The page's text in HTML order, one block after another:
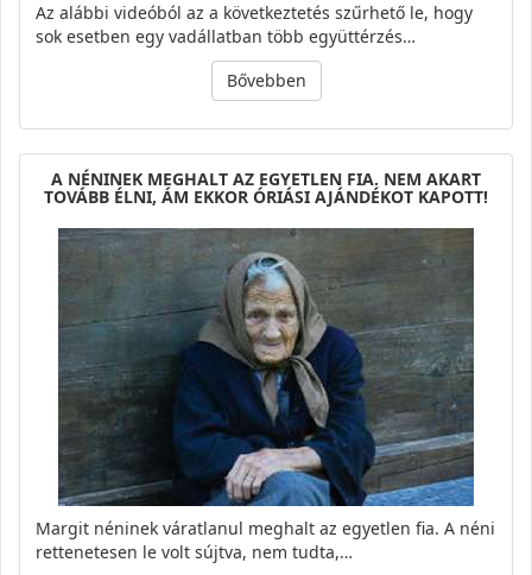
Az alábbi videóból az a következtetés szűrhető le, hogy
sok esetben egy vadállatban több együttérzés…
Bővebben
A NÉNINEK MEGHALT AZ EGYETLEN FIA. NEM AKART
TOVÁBB ÉLNI, ÁM EKKOR ÓRIÁSI AJÁNDÉKOT KAPOTT!
Margit néninek váratlanul meghalt az egyetlen fia. A néni
rettenetesen le volt sújtva, nem tudta,…